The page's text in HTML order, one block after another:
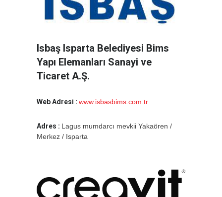
Isbaş Isparta Belediyesi Bims
Yapı Elemanları Sanayi ve
Ticaret A.Ş.
Web Adresi : www.isbasbims.com.tr
Adres : Lagus mumdarcı mevkii Yakaören /
Merkez / Isparta